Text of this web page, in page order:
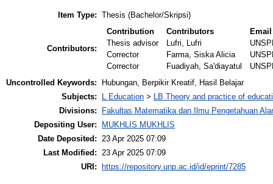
Item Type: Thesis (Bachelor/Skripsi)
Contributors:
Contribution Contributors
Email
Thesis advisor
Lufri, Lufri
Corrector
Farma, Siska Alicia
Corrector
Fuadiyah, Sa'diayatul
Uncontrolled Keywords:
Hubungan, Berpikir Kreatif, Hasil Belajar
Subjects:
L Education > LB Theory and practice of
Divisions:
Fakultas Matematika dan Ilmu Pengetahuan
Depositing User:
MUKHLIS MUKHLIS
Date Deposited: 23 Apr 2025 07:09
Last Modified: 23 Apr 2025 07:09
URI:
https://repository.unp.ac.id/id/eprint/7285